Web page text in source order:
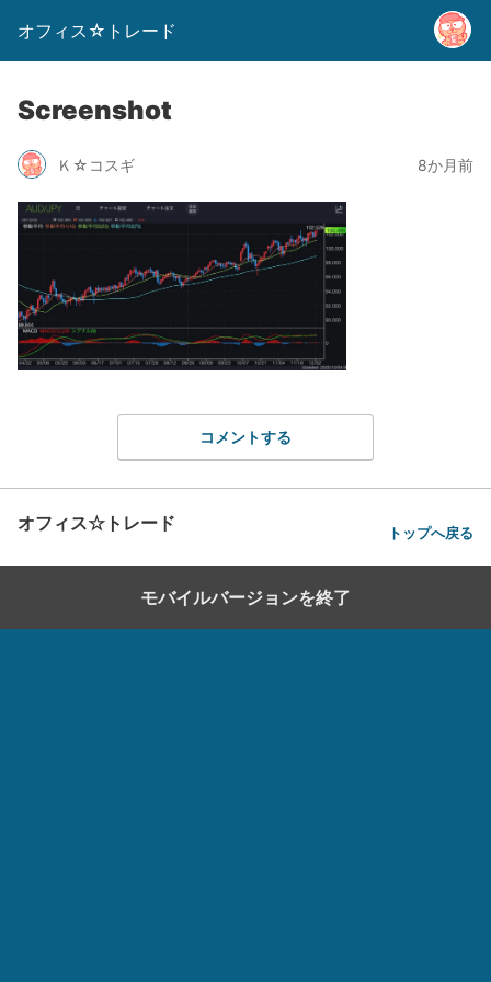
オフィス☆トレード
Screenshot
Ｋ☆コスギ 8か月前
コメントする
オフィス☆トレード トップへ戻る
モバイルバージョンを終了